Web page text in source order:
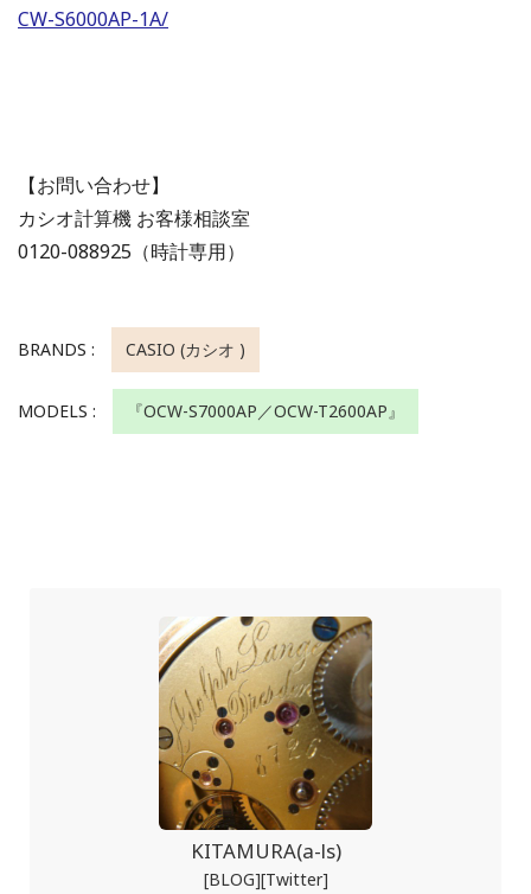
CW-S6000AP-1A/
【お問い合わせ】
カシオ計算機 お客様相談室
0120-088925（時計専用）
BRANDS : CASIO (カシオ )
MODELS : 『OCW-S7000AP／OCW-T2600AP』
KITAMURA(a-ls)
[BLOG][Twitter]